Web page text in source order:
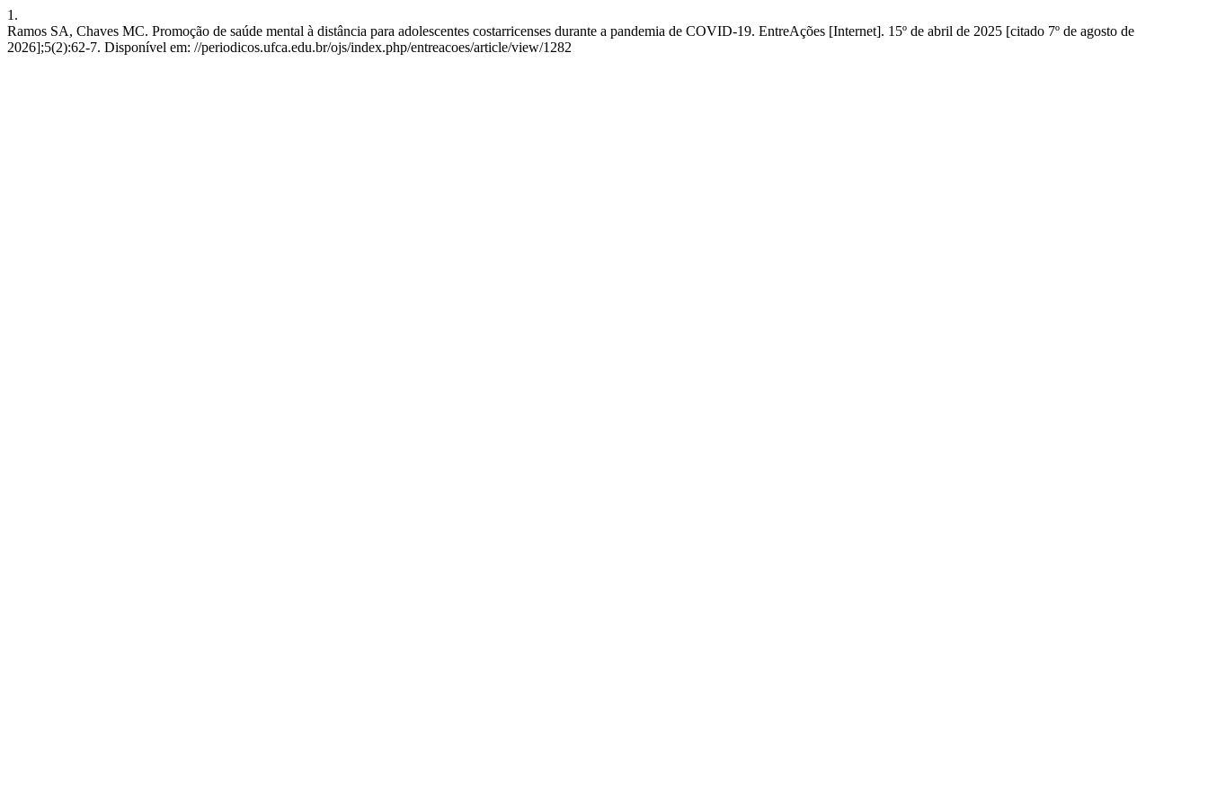
1.
Ramos SA, Chaves MC. Promoção de saúde mental à distância para adolescentes costarricenses durante a pandemia de COVID-19. EntreAções [Internet]. 15º de abril de 2025 [citado 7º de agosto de
2026];5(2):62-7. Disponível em: //periodicos.ufca.edu.br/ojs/index.php/entreacoes/article/view/1282